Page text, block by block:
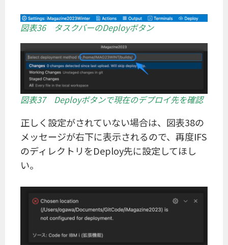
図表36 タスクバーのDeployボタン
図表37 Deployボタンで現在のデプロイ先を確認
正しく設定がされていない場合は、図表38の
メッセージが右下に表示されるので、再度IFS
のディレクトリをDeploy先に設定してほし
い。